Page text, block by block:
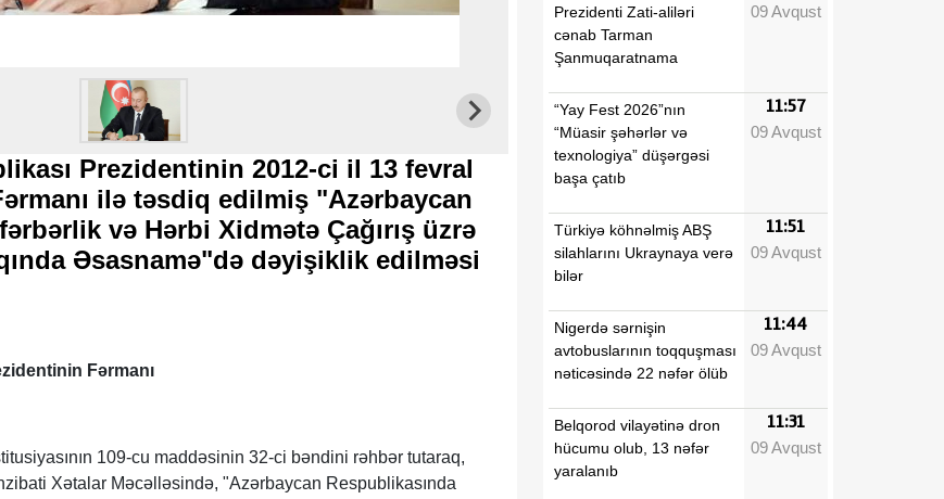
Prezidentinin 2012-ci il 13 fevral
ilə təsdiq edilmiş "Azərbaycan
və Hərbi Xidmətə Çağırış üzrə
Əsasnamə"də dəyişiklik edilməsi
Fərmanı
109-cu maddəsinin 32-ci bəndini rəhbər tutaraq,
Xətalar Məcəlləsində, "Azərbaycan Respublikasında
Prezidenti Zati-aliləri
cənab Tarman
Şanmuqaratnama
09 Avqust
“Yay Fest 2026”nın
“Müasir şəhərlər və
texnologiya” düşərgəsi
başa çatıb
11:57
09 Avqust
Türkiyə köhnəlmiş ABŞ
silahlarını Ukraynaya verə
bilər
11:51
09 Avqust
Nigerdə sərnişin
avtobuslarının toqquşması
nəticəsində 22 nəfər ölüb
11:44
09 Avqust
Belqorod vilayətinə dron
hücumu olub, 13 nəfər
yaralanıb
11:31
09 Avqust